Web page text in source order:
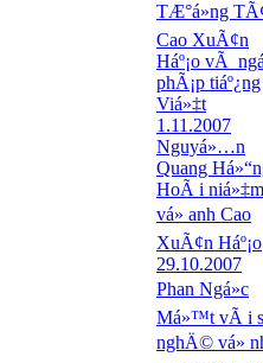
TÆ°á»ng
Cao XuÃ¢n
Háº¡o vÃ
phÃ¡p tiáº¿ng
Viá»‡t
1.11.2007
Nguyá»…n
Quang
HoÃ i niá»‡m
vá» anh Cao
XuÃ¢n Háº¡o
29.10.2007
Phan Ngá»c
Má»™t vÃ i
nghÄ© vá»